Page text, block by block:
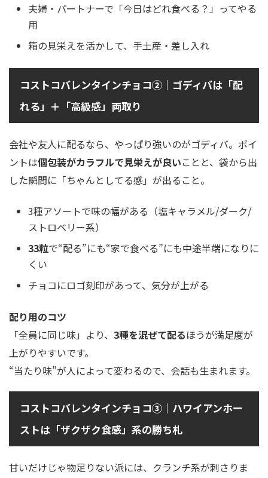
夫婦・パートナーで「今日はどれ食べる？」ってやる
用
箱の見栄えを活かして、手土産・差し入れ
コストコバレンタインチョコ②｜ゴディバは「配
れる」＋「高級感」両取り
会社や友人に配るなら、やっぱり強いのがゴディバ。ポイ
ントは個包装がカラフルで見栄えが良いことと、袋から出
した瞬間に「ちゃんとしてる感」が出ること。
3種アソートで味の幅がある（塩キャラメル/ダーク/
ストロベリー系）
33粒で“配る”にも“家で食べる”にも中途半端になりに
くい
チョコにロゴ刻印があって、気分が上がる
配り用のコツ
「全員に同じ味」より、 3種を混ぜて配るほうが満足度が
上がりやすいです。
“当たり味”が人によって変わるので、会話も生まれます。
コストコバレンタインチョコ③｜ハワイアンホー
ストは「ザクザク食感」系の勝ち札
甘いだけじゃ物足りない派には、クランチ系が刺さりま